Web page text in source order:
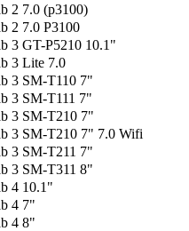
2 7.0 (p3100)
2 7.0 P3100
3 GT-P5210 10.1"
3 Lite 7.0
3 SM-T110 7"
3 SM-T111 7"
3 SM-T210 7"
3 SM-T210 7" 7.0 Wifi
3 SM-T211 7"
3 SM-T311 8"
4 10.1"
4 7"
4 8"